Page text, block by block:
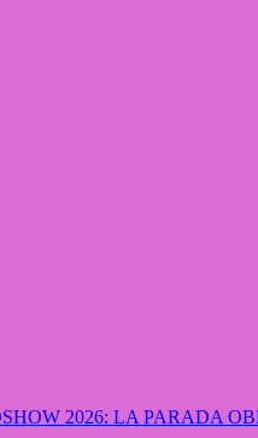
2026: LA PARADA